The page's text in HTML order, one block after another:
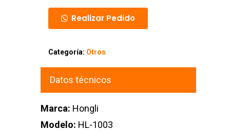
Realizar Pedido
Categoría: Otros
Datos técnicos
Marca: Hongli
Modelo: HL-1003